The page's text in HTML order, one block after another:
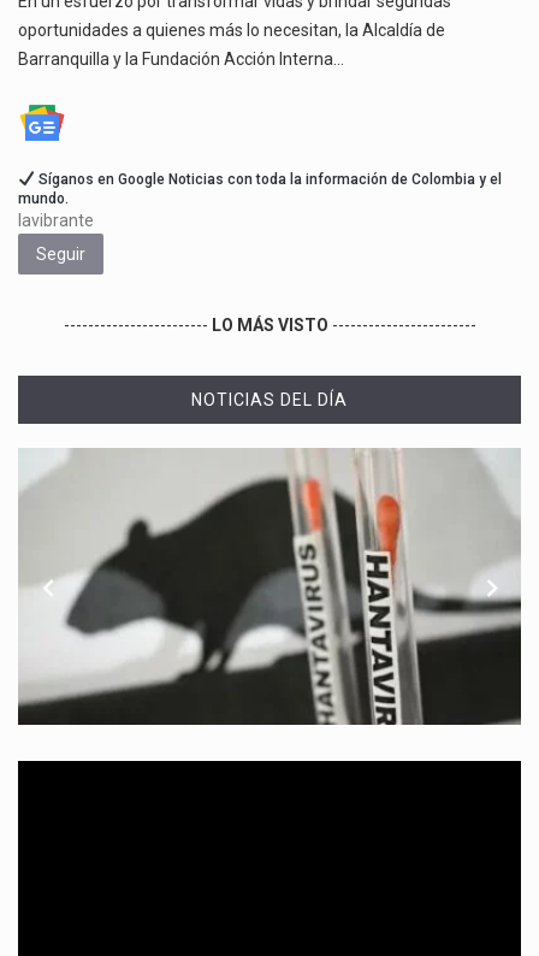
oportunidades a quienes más lo necesitan, la Alcaldía de
Barranquilla y la Fundación Acción Interna…
Síganos en Google Noticias con toda la información de Colombia y el
mundo.
lavibrante
Seguir
------------------------ LO MÁS VISTO ------------------------
NOTICIAS DEL DÍA